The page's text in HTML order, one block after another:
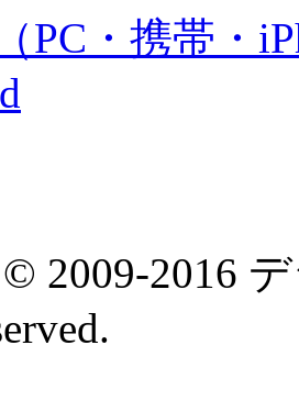
PC・携帯・
© 2009-2016